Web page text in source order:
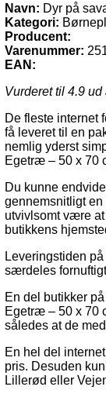
Navn: Dyr på
Kategori:
Producent:
Varenummer:
EAN:
Vurderet til 4.9 ud
De fleste internet
få leveret til en
nemlig yderst
Egetræ – 50 x 70
Du kunne
gennemsnitligt
utvivlsomt være
butikkens
Leveringstiden
særdeles
En del butikker
Egetræ – 50 x 70
således at de
En hel del
pris. Desuden
Lillerød eller